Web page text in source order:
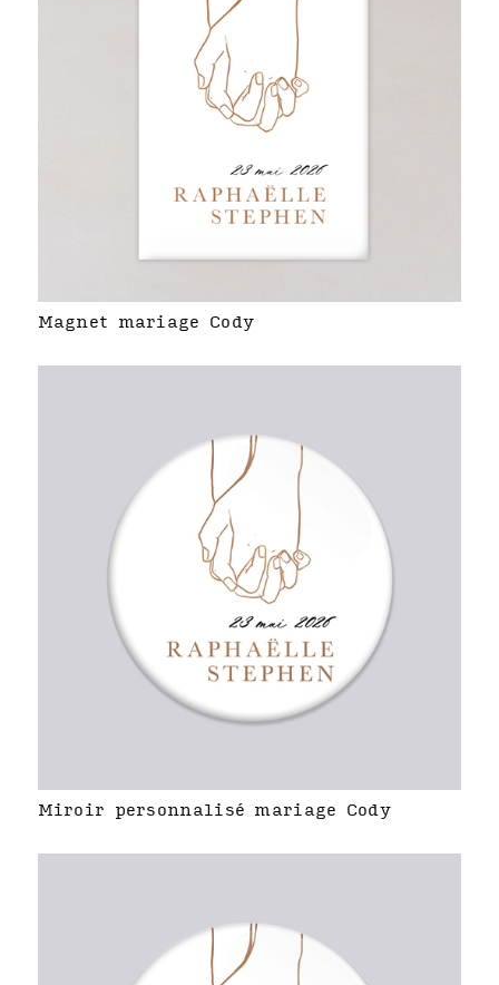
Magnet mariage Cody
Miroir personnalisé mariage Cody